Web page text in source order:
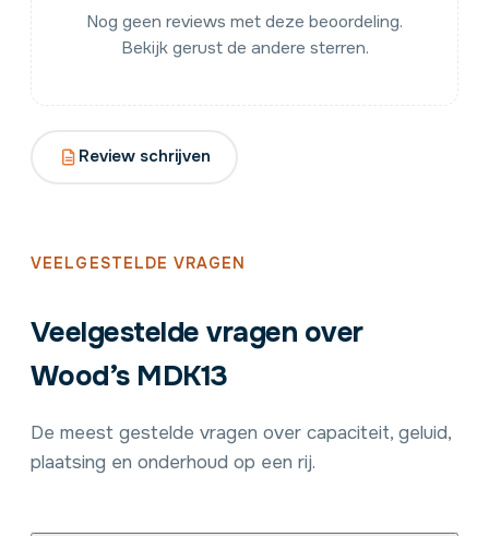
Nog geen reviews met deze beoordeling.
Bekijk gerust de andere sterren.
Review schrijven
VEELGESTELDE VRAGEN
Veelgestelde vragen over
Wood’s MDK13
De meest gestelde vragen over capaciteit, geluid,
plaatsing en onderhoud op een rij.